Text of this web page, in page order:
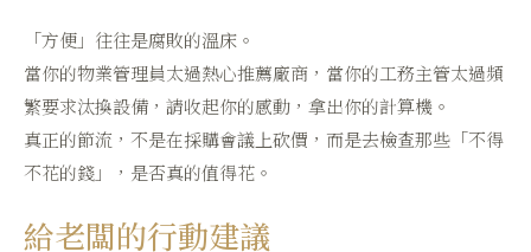
「方便」往往是腐敗的溫床。
當你的物業管理員太過熱心推薦廠商，當你的工務主管太過頻
繁要求汰換設備，請收起你的感動，拿出你的計算機。
真正的節流，不是在採購會議上砍價，而是去檢查那些「不得
不花的錢」，是否真的值得花。
給老闆的行動建議